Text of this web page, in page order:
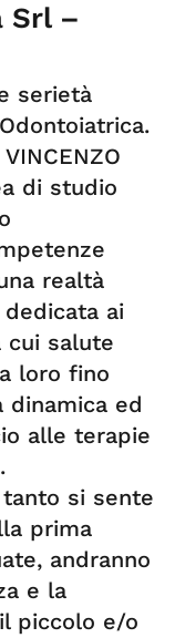
Srl –
serietà
di studio
realtà
ai
cui salute
loro fino
dinamica ed
alle terapie
si sente
prima
andranno
e la
piccolo e/o